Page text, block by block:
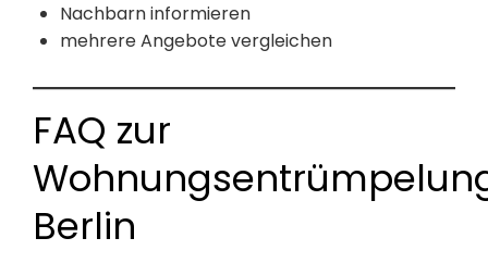
Nachbarn informieren
mehrere Angebote vergleichen
FAQ zur
Berlin